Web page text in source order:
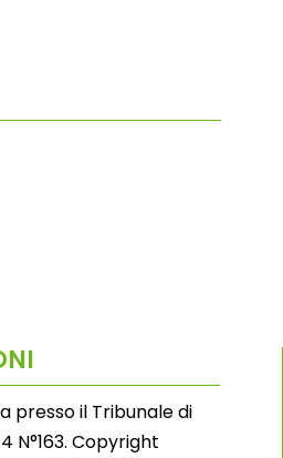
presso il Tribunale di
N°163. Copyright